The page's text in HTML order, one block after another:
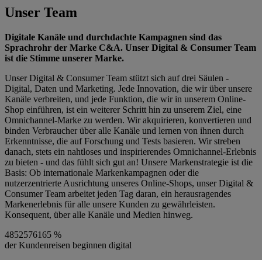
Unser Team
Digitale Kanäle und durchdachte Kampagnen sind das
Sprachrohr der Marke C&A. Unser Digital & Consumer Team
ist die Stimme unserer Marke.
Unser Digital & Consumer Team stützt sich auf drei Säulen -
Digital, Daten und Marketing. Jede Innovation, die wir über unsere
Kanäle verbreiten, und jede Funktion, die wir in unserem Online-
Shop einführen, ist ein weiterer Schritt hin zu unserem Ziel, eine
Omnichannel-Marke zu werden. Wir akquirieren, konvertieren und
binden Verbraucher über alle Kanäle und lernen von ihnen durch
Erkenntnisse, die auf Forschung und Tests basieren. Wir streben
danach, stets ein nahtloses und inspirierendes Omnichannel-Erlebnis
zu bieten - und das fühlt sich gut an! Unsere Markenstrategie ist die
Basis: Ob internationale Markenkampagnen oder die
nutzerzentrierte Ausrichtung unseres Online-Shops, unser Digital &
Consumer Team arbeitet jeden Tag daran, ein herausragendes
Markenerlebnis für alle unsere Kunden zu gewährleisten.
Konsequent, über alle Kanäle und Medien hinweg.
4852576165 %
der Kundenreisen beginnen digital